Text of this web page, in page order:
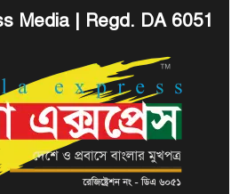
Media | Regd. DA 6051
কার্ড’ কর্মসূচির উদ্বোধন আগামী ১৬
: সমাজকল্যাণ মন্ত্রী
মন্ত্রী অধ্যাপক ডা. এ জেড এম জাহিদ হোসেন
আগামী ১৬ আগস্ট চলতি ২০২৬-২৭…
বাংলাদেশ বিশেষ সংবাদ
পাঁচ মন্ত্রণালয় ও দপ্তরে নতুন সচিব